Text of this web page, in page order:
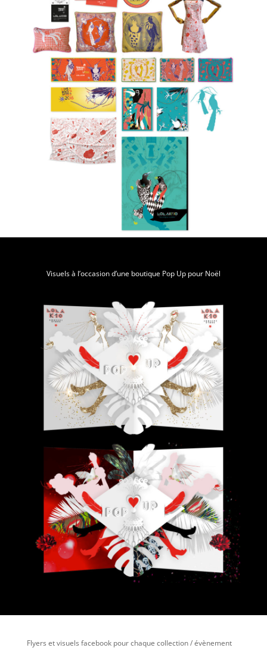
Visuels à l’occasion d’une boutique Pop Up pour Noël
Flyers et visuels facebook pour chaque collection / évènement